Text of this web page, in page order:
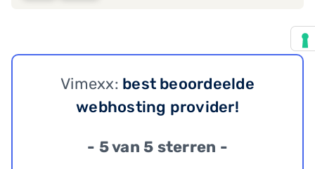
Vimexx: best beoordeelde
webhosting provider!
- 5 van 5 sterren -